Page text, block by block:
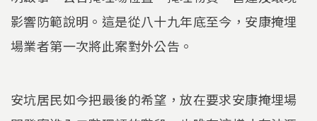
影響防範說明。這是從八十九年底至今，安康掩埋
場業者第一次將此案對外公告。
安坑居民如今把最後的希望，放在要求安康掩埋場